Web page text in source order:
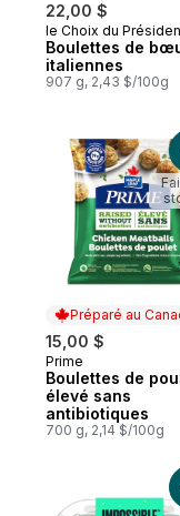
22,00 $
Préparé au
le Choix du
Boulettes de
italiennes
907 g, 2,43 $/100g
Préparé au
15,00 $
Préparé au
Prime
Boulettes de
élevé sans
antibiotiques
700 g, 2,14 $/100g